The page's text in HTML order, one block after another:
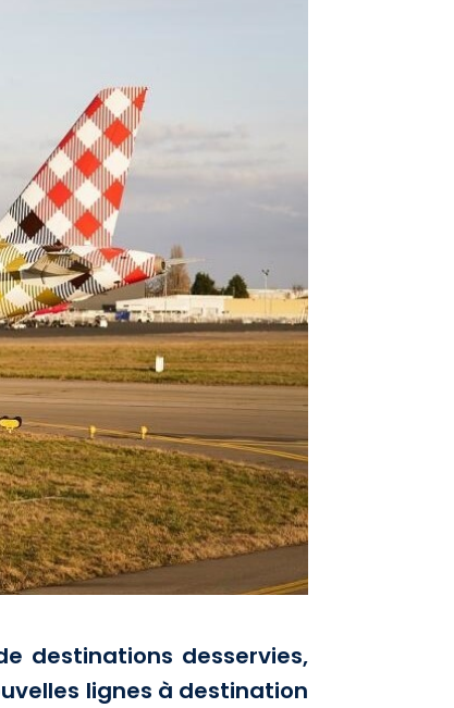
destinations desservies,
lignes à destination